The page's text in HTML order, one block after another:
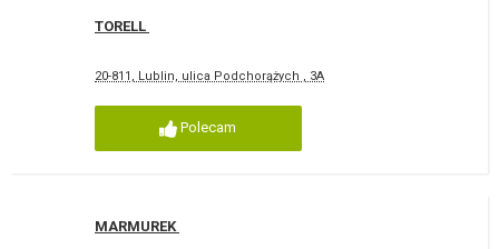
TORELL
20-811, Lublin, ulica Podchorążych , 3A
Polecam
MARMUREK